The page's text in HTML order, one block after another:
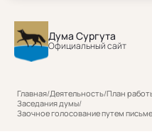
Дума Сургута
Официальный сайт
Главная/Деятельность/План
Заседания думы/
Заочное голосование путем